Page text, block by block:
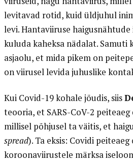
levitavad rotid, kuid üldjuhul
levi. Hantaviiruse haigusnähtude
kuluda kaheksa nädalat. Samuti
asjaolu, et mida pikem on
on viirusel levida juhuslike
Kui Covid-19 kohale jõudis, siis
teooria, et SARS-CoV-2
millisel põhjusel ta väitis, et
spread). Ta eksis: Covidi
koroonaviirustele märksa